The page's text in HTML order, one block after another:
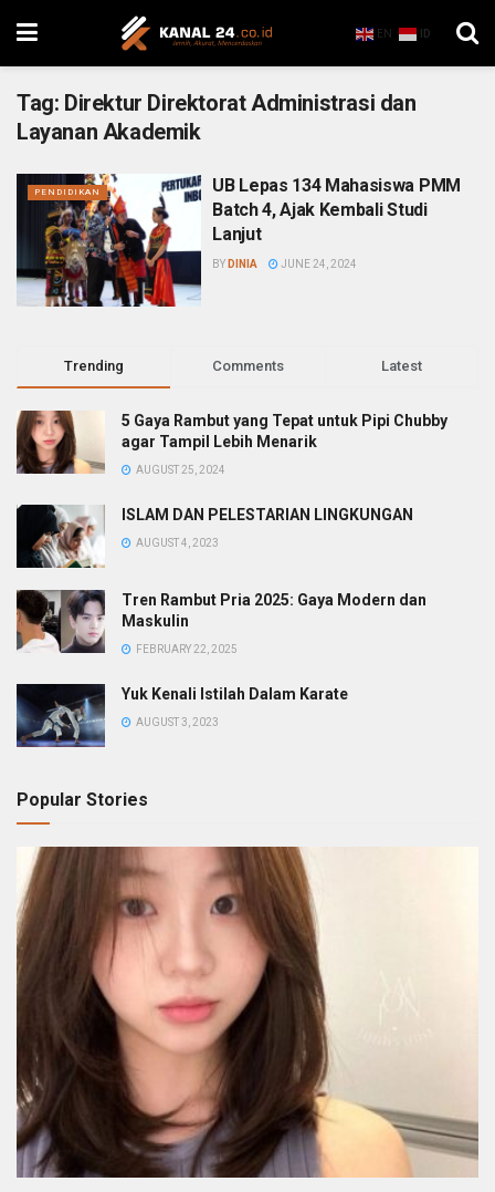
EN ID
Tag: Direktur Direktorat Administrasi dan
Layanan Akademik
PENDIDIKAN
UB Lepas 134 Mahasiswa PMM
Batch 4, Ajak Kembali Studi
Lanjut
BY DINIA JUNE 24, 2024
Trending Comments Latest
5 Gaya Rambut yang Tepat untuk Pipi Chubby
agar Tampil Lebih Menarik
AUGUST 25, 2024
ISLAM DAN PELESTARIAN LINGKUNGAN
AUGUST 4, 2023
Tren Rambut Pria 2025: Gaya Modern dan
Maskulin
FEBRUARY 22, 2025
Yuk Kenali Istilah Dalam Karate
AUGUST 3, 2023
Popular Stories